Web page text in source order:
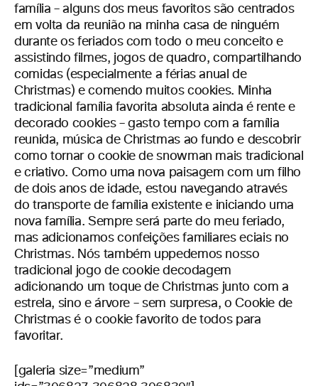
família – alguns dos meus favoritos são centrados
em volta da reunião na minha casa de ninguém
durante os feriados com todo o meu conceito e
assistindo filmes, jogos de quadro, compartilhando
comidas (especialmente a férias anual de
Christmas) e comendo muitos cookies. Minha
tradicional família favorita absoluta ainda é rente e
decorado cookies – gasto tempo com a família
reunida, música de Christmas ao fundo e descobrir
como tornar o cookie de snowman mais tradicional
e criativo. Como uma nova paisagem com um filho
de dois anos de idade, estou navegando através
do transporte de família existente e iniciando uma
nova família. Sempre será parte do meu feriado,
mas adicionamos confeições familiares eciais no
Christmas. Nós também uppedemos nosso
tradicional jogo de cookie decodagem
adicionando um toque de Christmas junto com a
estrela, sino e árvore – sem surpresa, o Cookie de
Christmas é o cookie favorito de todos para
favoritar.
[galeria size=”medium”